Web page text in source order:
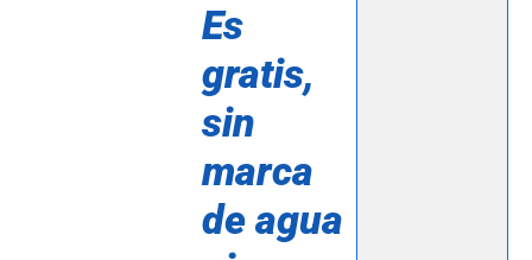
Es
gratis,
sin
marca
de agua